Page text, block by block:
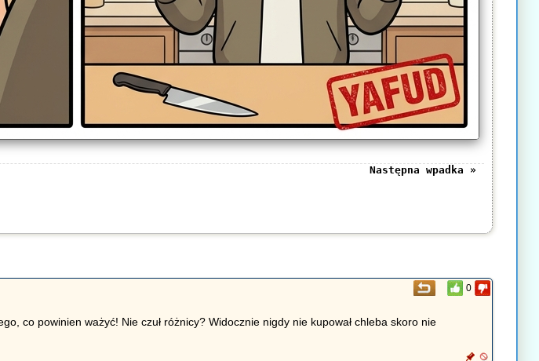
Następna wpadka »
0
co powinien ważyć! Nie czuł różnicy? Widocznie nigdy nie kupował chleba skoro nie